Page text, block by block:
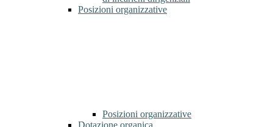
Posizioni organizzative
Posizioni organizzative